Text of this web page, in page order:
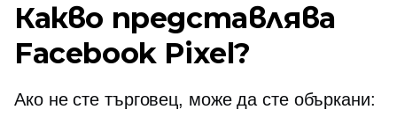
Какво представлява
Facebook Pixel?
Ако не сте търговец, може да сте объркани: